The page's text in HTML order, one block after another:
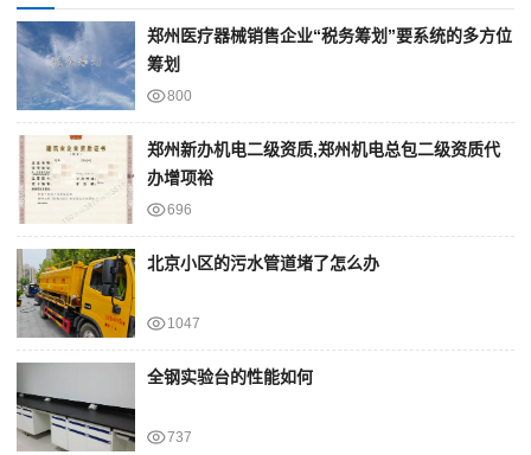
郑州医疗器械销售企业“税务筹划”要系统的多方位
筹划
800
郑州新办机电二级资质,郑州机电总包二级资质代
办增项裕
696
北京小区的污水管道堵了怎么办
1047
全钢实验台的性能如何
737